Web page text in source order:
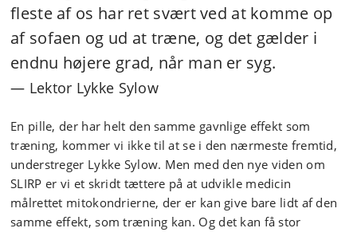
fleste af os har ret svært ved at komme op
af sofaen og ud at træne, og det gælder i
endnu højere grad, når man er syg.
Lektor Lykke Sylow
En pille, der har helt den samme gavnlige effekt som
træning, kommer vi ikke til at se i den nærmeste fremtid,
understreger Lykke Sylow. Men med den nye viden om
SLIRP er vi et skridt tættere på at udvikle medicin
målrettet mitokondrierne, der er kan give bare lidt af den
samme effekt, som træning kan. Og det kan få stor